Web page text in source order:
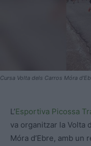
Cursa Volta dels Carros Móra
L’Esportiva Picossa
va organitzar la Volta
Móra d’Ebre, amb